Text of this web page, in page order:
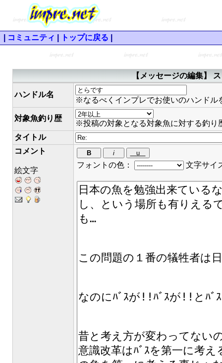
コミュニティ トップに戻る
【メッセージの編集】
ハンドル名
※なるべくインプレでお使いのハンドル
対象魚釣り歴
※投稿の対象となる対象魚に対する釣り
タイトル
コメント
絵文字
フォントの色： 文字サイ